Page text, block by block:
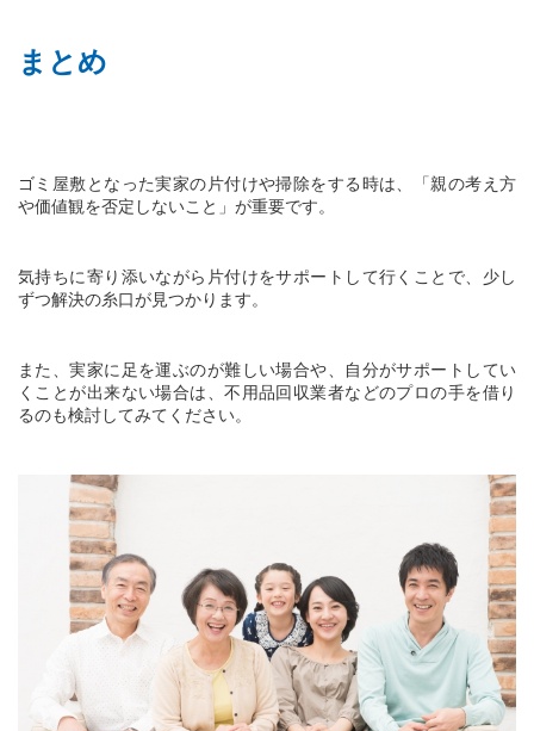
まとめ
ゴミ屋敷となった実家の片付けや掃除をする時は、「親の考え方
や価値観を否定しないこと」が重要です。
気持ちに寄り添いながら片付けをサポートして行くことで、少し
ずつ解決の糸口が見つかります。
また、実家に足を運ぶのが難しい場合や、自分がサポートしてい
くことが出来ない場合は、不用品回収業者などのプロの手を借り
るのも検討してみてください。